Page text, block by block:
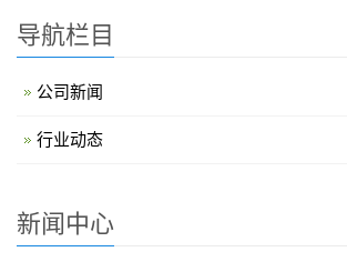
导航栏目
公司新闻
行业动态
新闻中心